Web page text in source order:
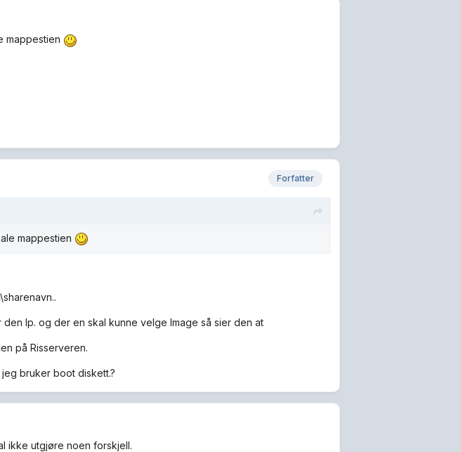
mappestien
Forfatter
mappestien
Ip. og der en skal kunne velge Image så sier den at
på Risserveren.
bruker boot diskett.?
ikke utgjøre noen forskjell.